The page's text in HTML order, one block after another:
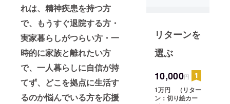
れは、精神疾患を持つ方
で、もうすぐ退院する方・
実家暮らしがつらい方・一
時的に家族と離れたい方
で、一人暮らしに自信が持
てず、どこを拠点に生活す
るのか悩んでいる方を応援
リターンを
選ぶ
10,000円
1万円 （リター
ン：切り絵カー